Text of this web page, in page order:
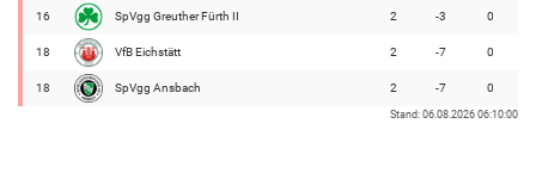
16 SpVgg Greuther Fürth II 2 -3 0
18 VfB Eichstätt 2 -7 0
18 SpVgg Ansbach 2 -7 0
Stand: 06.08.2026 06:10:00